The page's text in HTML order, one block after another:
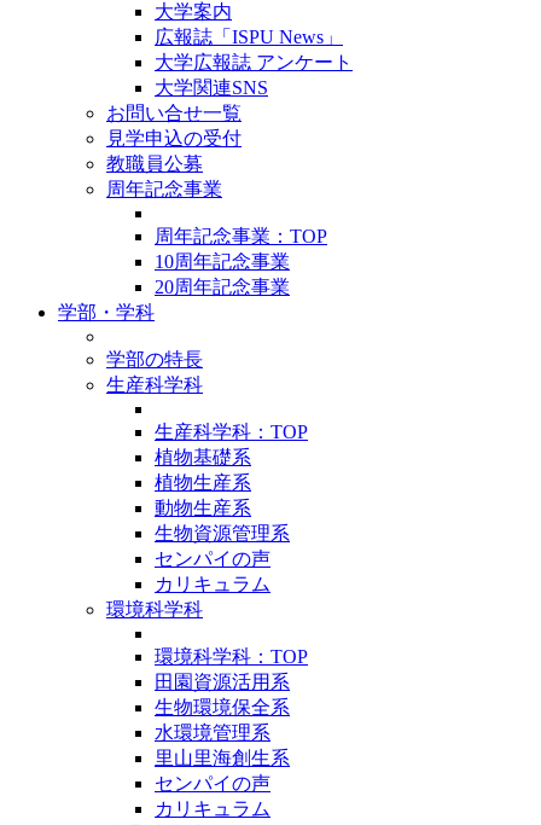
大学案内
広報誌「ISPU News」
大学広報誌 アンケート
大学関連SNS
お問い合せ一覧
見学申込の受付
教職員公募
周年記念事業
周年記念事業：TOP
10周年記念事業
20周年記念事業
学部・学科
学部の特長
生産科学科
生産科学科：TOP
植物基礎系
植物生産系
動物生産系
生物資源管理系
センパイの声
カリキュラム
環境科学科
環境科学科：TOP
田園資源活用系
生物環境保全系
水環境管理系
里山里海創生系
センパイの声
カリキュラム